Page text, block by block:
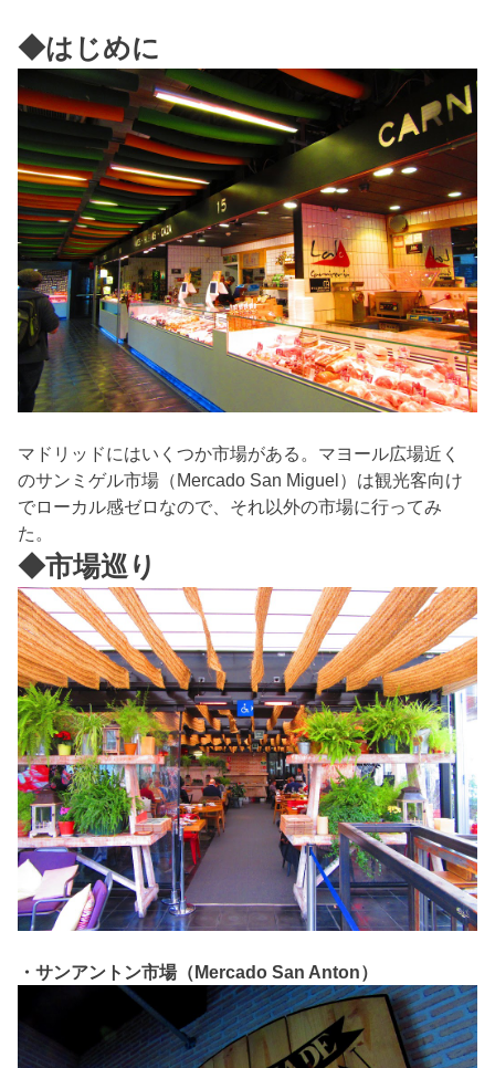
◆はじめに
マドリッドにはいくつか市場がある。マヨール広場近く
のサンミゲル市場（Mercado San Miguel）は観光客向け
でローカル感ゼロなので、それ以外の市場に行ってみ
た。
◆市場巡り
・サンアントン市場（Mercado San Anton）